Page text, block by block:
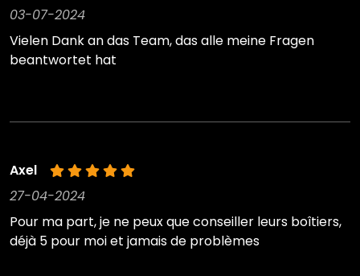
03-07-2024
Vielen Dank an das Team, das alle meine Fragen
beantwortet hat
Axel
27-04-2024
Pour ma part, je ne peux que conseiller leurs boîtiers,
déjà 5 pour moi et jamais de problèmes